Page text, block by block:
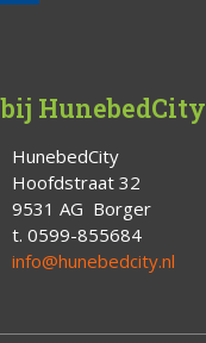
HunebedCity
HunebedCity
Hoofdstraat 32
9531 AG Borger
t. 0599-855684
info@hunebedcity.nl